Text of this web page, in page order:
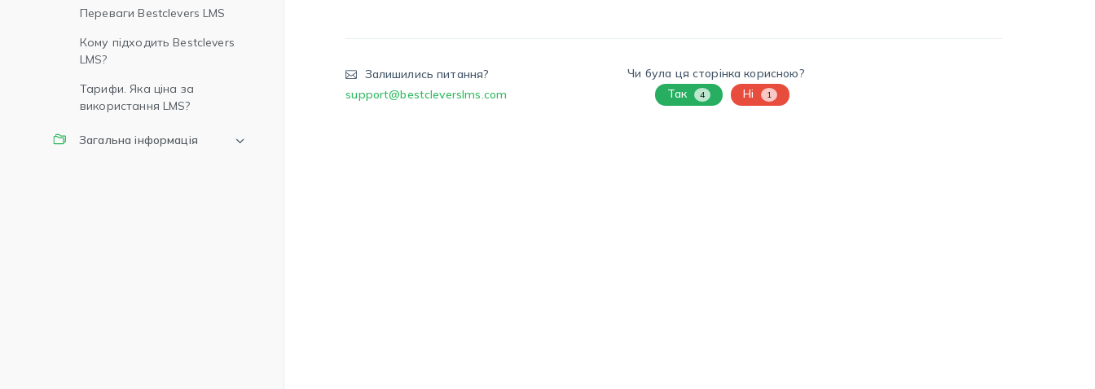
Переваги Bestclevers LMS
Кому підходить Bestclevers
LMS?
Тарифи. Яка ціна за
використання LMS?
Загальна інформація
Залишились питання?
support@bestcleverslms.com
Чи була ця сторінка корисною?
Так
4 Ні 1